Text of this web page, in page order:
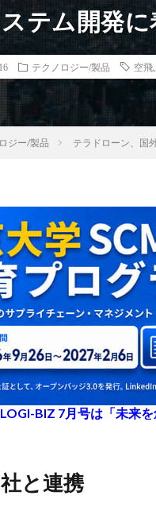
テム開発に
テクノロジー/製品 空飛
ジー/製品 テラドローン、国
BIZ 7月号は「未来
社と連携